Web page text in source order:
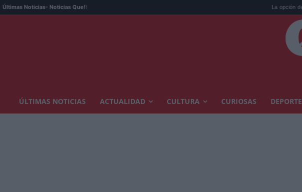
Últimas Noticias- Noticias Que!: La opción de
ÚLTIMAS NOTICIAS ACTUALIDAD CULTURA CURIOSAS